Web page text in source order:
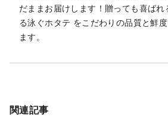
だままお届けします！贈っても喜ば
る泳ぐホタテ をこだわりの品質と鮮
ます。
関連記事